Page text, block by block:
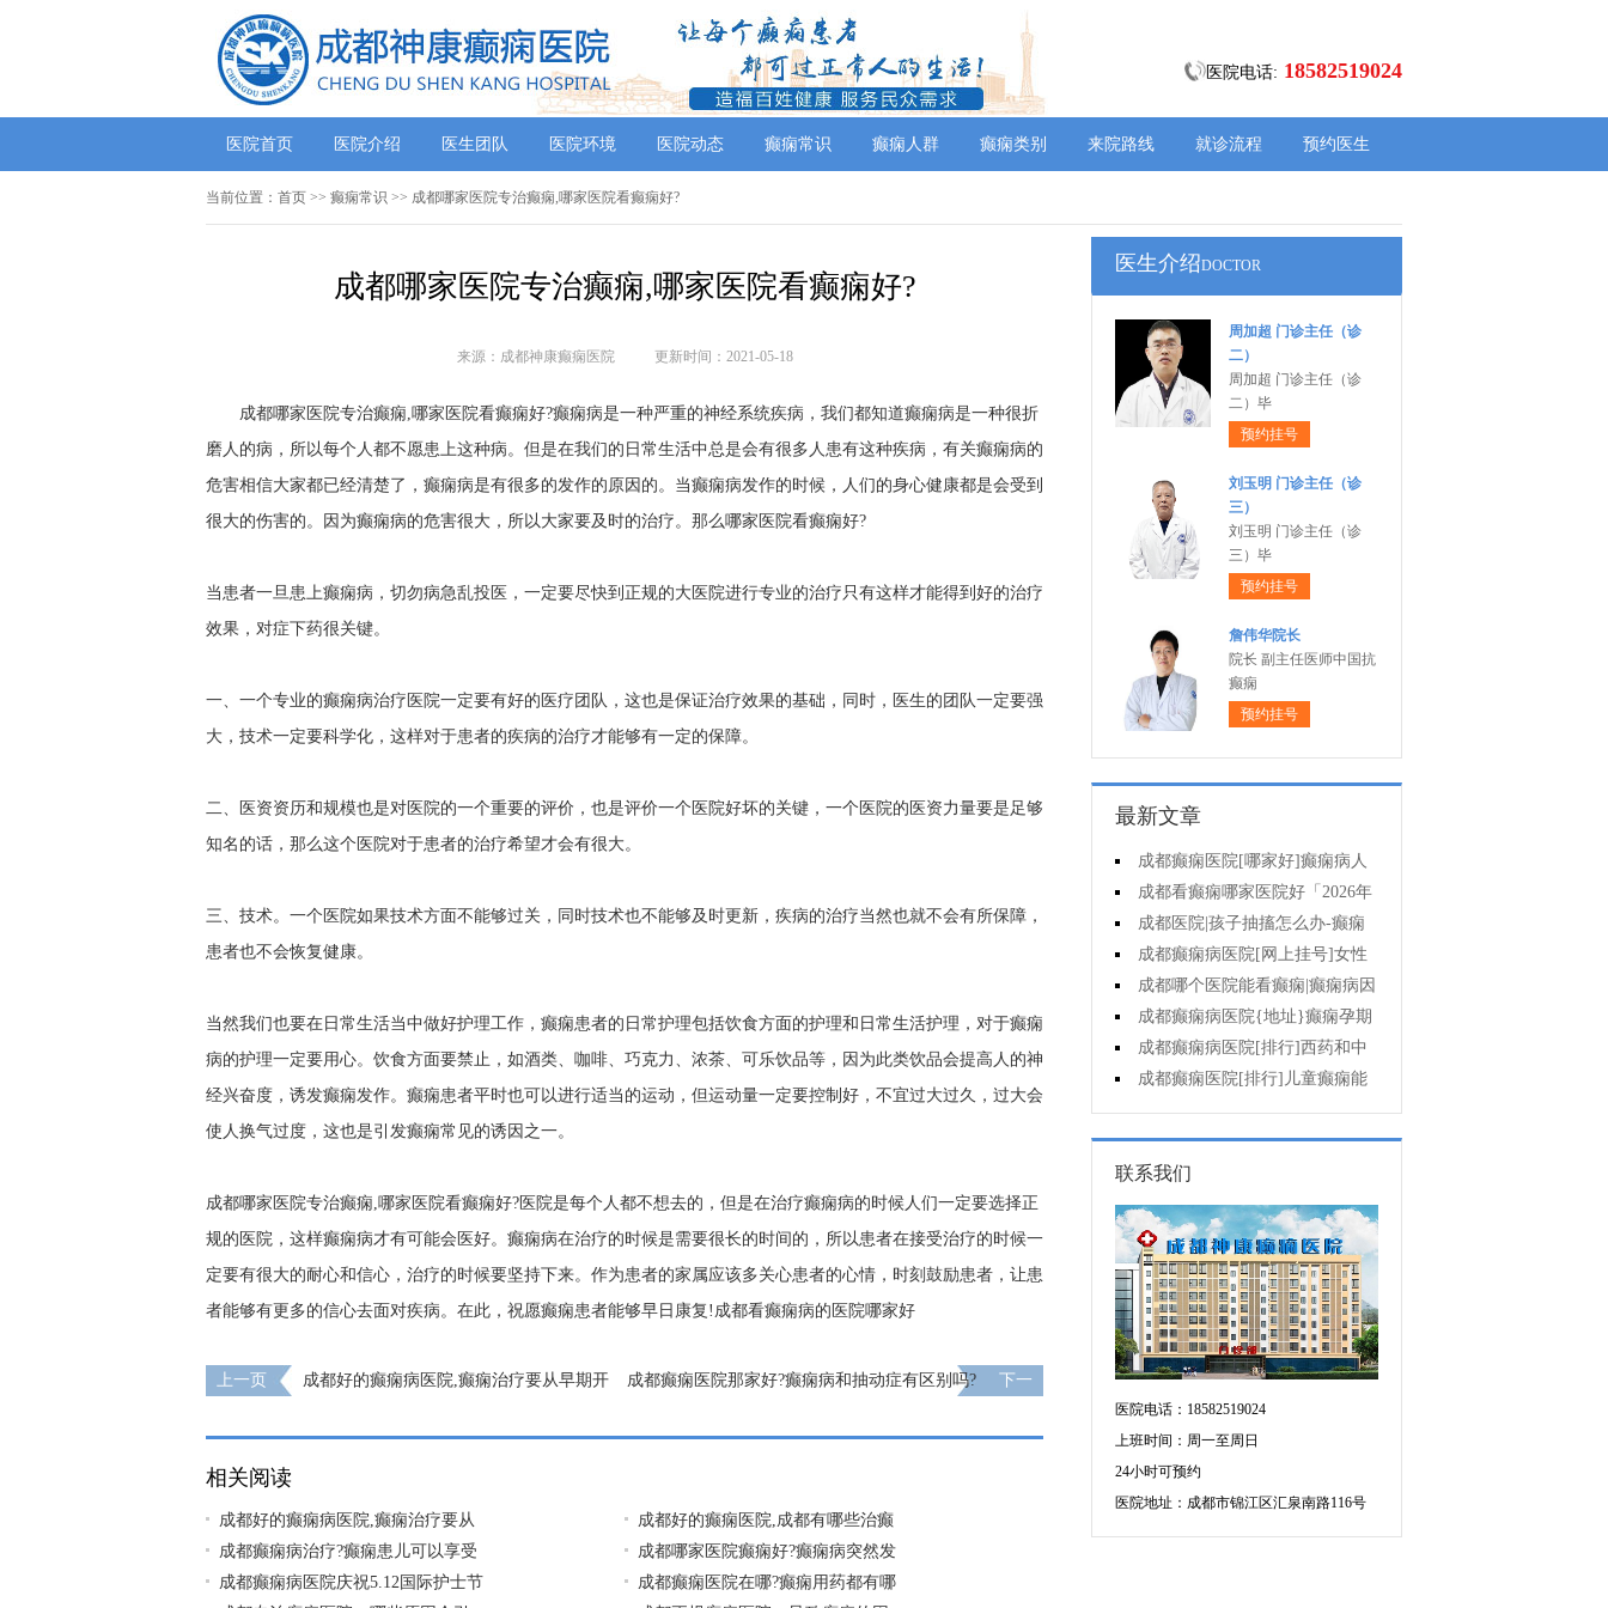
医院电话: 18582519024
医院首页 医院介绍 医生团队 医院环境 医院动态 癫痫常识 癫痫人群 癫痫类别 来院路线 就诊流程 预约医生
当前位置： 首页 >> 癫痫常识 >> 成都哪家医院专治癫痫,哪家医院看癫痫好?
成都哪家医院专治癫痫,哪家医院看癫痫好?
来源：成都神康癫痫医院 更新时间：2021-05-18
成都哪家医院专治癫痫,哪家医院看癫痫好?癫痫病是一种严重的神经系统疾病，我们都知道癫痫病是一种很折
磨人的病，所以每个人都不愿患上这种病。但是在我们的日常生活中总是会有很多人患有这种疾病，有关癫痫病的
危害相信大家都已经清楚了，癫痫病是有很多的发作的原因的。当癫痫病发作的时候，人们的身心健康都是会受到
很大的伤害的。因为癫痫病的危害很大，所以大家要及时的治疗。那么哪家医院看癫痫好?
当患者一旦患上癫痫病，切勿病急乱投医，一定要尽快到正规的大医院进行专业的治疗只有这样才能得到好的治疗
效果，对症下药很关键。
一、一个专业的癫痫病治疗医院一定要有好的医疗团队，这也是保证治疗效果的基础，同时，医生的团队一定要强
大，技术一定要科学化，这样对于患者的疾病的治疗才能够有一定的保障。
二、医资资历和规模也是对医院的一个重要的评价，也是评价一个医院好坏的关键，一个医院的医资力量要是足够
知名的话，那么这个医院对于患者的治疗希望才会有很大。
三、技术。一个医院如果技术方面不能够过关，同时技术也不能够及时更新，疾病的治疗当然也就不会有所保障，
患者也不会恢复健康。
当然我们也要在日常生活当中做好护理工作，癫痫患者的日常护理包括饮食方面的护理和日常生活护理，对于癫痫
病的护理一定要用心。饮食方面要禁止，如酒类、咖啡、巧克力、浓茶、可乐饮品等，因为此类饮品会提高人的神
经兴奋度，诱发癫痫发作。癫痫患者平时也可以进行适当的运动，但运动量一定要控制好，不宜过大过久，过大会
使人换气过度，这也是引发癫痫常见的诱因之一。
成都哪家医院专治癫痫,哪家医院看癫痫好?医院是每个人都不想去的，但是在治疗癫痫病的时候人们一定要选择正
规的医院，这样癫痫病才有可能会医好。癫痫病在治疗的时候是需要很长的时间的，所以患者在接受治疗的时候一
定要有很大的耐心和信心，治疗的时候要坚持下来。作为患者的家属应该多关心患者的心情，时刻鼓励患者，让患
者能够有更多的信心去面对疾病。在此，祝愿癫痫患者能够早日康复! 成都看癫痫病的医院哪家好
上一页
成都好的癫痫病医院,癫痫治疗要从早期开
成都癫痫医院那家好?癫痫病和抽动症有区别吗?
下一
相关阅读
成都好的癫痫病医院,癫痫治疗要从
成都好的癫痫医院,成都有哪些治癫
成都癫痫病治疗?癫痫患儿可以享受
成都哪家医院癫痫好?癫痫病突然发
成都癫痫病医院庆祝5.12国际护士节
成都癫痫医院在哪?癫痫用药都有哪
医生介绍DOCTOR
周加超 门诊主任（诊
二）
周加超 门诊主任（诊
二）毕
预约挂号
刘玉明 门诊主任（诊
三）
刘玉明 门诊主任（诊
三）毕
预约挂号
詹伟华院长
院长 副主任医师中国抗
癫痫
预约挂号
最新文章
成都癫痫医院[哪家好]癫痫病人
一定要注意哪些护理问题?
成都看癫痫哪家医院好「2026年
度公布」这些常见的食物能帮助癫
痫治疗!
成都医院|孩子抽搐怎么办-癫痫
性精神障碍的护理措施有哪些?
成都癫痫病医院[网上挂号]女性
癫痫治疗方法有哪些?
成都哪个医院能看癫痫|癫痫病因
治疗?成都癫痫病医院{地址}癫痫孕期
要留意什么?
成都癫痫病医院[排行]西药和中
药治羊癫疯哪个好?
成都癫痫医院[排行]儿童癫痫能
治疗好吗?
联系我们
医院电话：18582519024
上班时间：周一至周日
24小时可预约
医院地址：成都市锦江区汇泉南路116号